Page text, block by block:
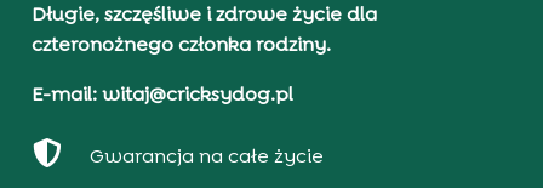
Długie, szczęśliwe i zdrowe życie dla
czteronożnego członka rodziny.
E-mail: witaj@cricksydog.pl
 Gwarancja na całe życie